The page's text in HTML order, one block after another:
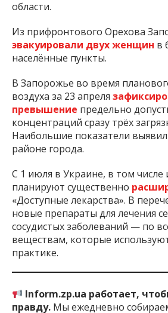
области.
Из прифронтового Орехова
эвакуировали двух женщин в
населённые пункты.
В Запорожье во время
воздуха за 23 апреля
превышение предельно
концентраций сразу трёх
Наибольшие показатели
районе города.
С 1 июля в Украине, в том числе
планируют существенно
«Доступные лекарства». В
новые препараты для лечения
сосудистых заболеваний — по
веществам, которые
практике.
Inform.zp.ua работает,
правду. Мы ежедневно